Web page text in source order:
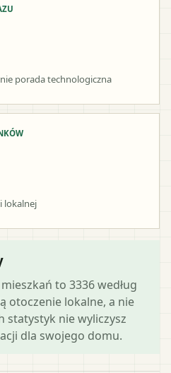
porada technologiczna
lokalnej
to 3336 według
otoczenie lokalne, a nie
statystyk nie wyliczysz
dla swojego domu.